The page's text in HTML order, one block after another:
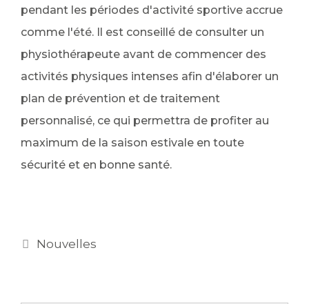
pendant les périodes d'activité sportive accrue
comme l'été. Il est conseillé de consulter un
physiothérapeute avant de commencer des
activités physiques intenses afin d'élaborer un
plan de prévention et de traitement
personnalisé, ce qui permettra de profiter au
maximum de la saison estivale en toute
sécurité et en bonne santé.
Nouvelles